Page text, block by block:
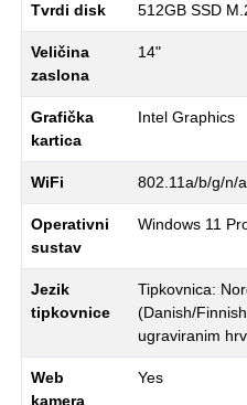
Tvrdi disk 512GB SSD
Veličina
zaslona
14"
Grafička
kartica
Intel Graphics
WiFi 802.11a/b/g/n/
Operativni
sustav
Windows 11
Jezik
tipkovnice
Tipkovnica:
(Danish/
ugraviranim
Web
kamera
Yes